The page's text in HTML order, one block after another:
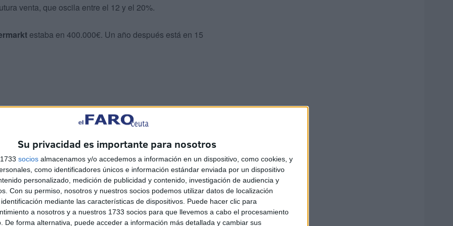
Su privacidad es importante para nosotros
socios almacenamos y/o accedemos a información en un dispositivo, como cookies, y
como identificadores únicos e información estándar enviada por un dispositivo
personalizado, medición de publicidad y contenido, investigación de audiencia y
Con su permiso, nosotros y nuestros socios podemos utilizar datos de localización
mediante las características de dispositivos. Puede hacer clic para
a nosotros y a nuestros 1733 socios para que llevemos a cabo el procesamiento
De forma alternativa, puede acceder a información más detallada y cambiar sus
venta, que oscila entre el 12 y el 20%.
estaba en 400.000€. Un año después está en 15
si la operación ronda los 20 millones, el club caballa
puede ayudar mucho al club en su nueva aventura